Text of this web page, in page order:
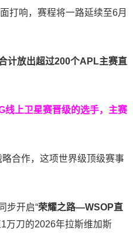
打响，赛程将一路延续至6月
计放出超过200个APL主赛直
线上卫星赛晋级的选手，主赛
合作，这项世界级顶级赛事
步开启“荣耀之路—WSOP直
万刀的2026年拉斯维加斯